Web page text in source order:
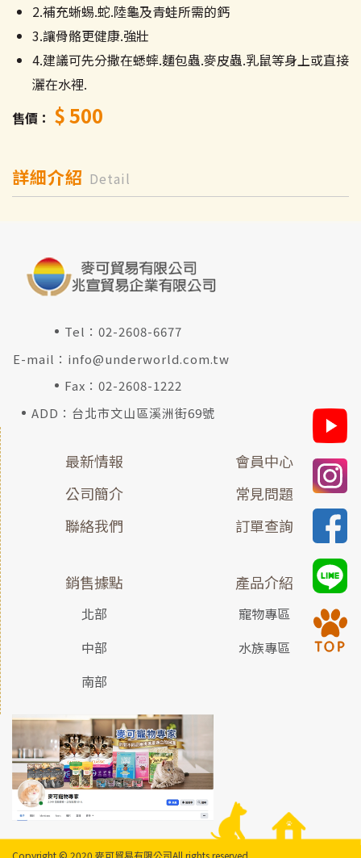
2.補充蜥蜴.蛇.陸龜及青蛙所需的鈣
3.讓骨骼更健康.強壯
4.建議可先分撒在蟋蟀.麵包蟲.麥皮蟲.乳鼠等身上或直接
灑在水裡.
售價
$ 500
詳細介紹 Detail
Tel：02-2608-6677
E-mail： info@underworld.com.tw
Fax：02-2608-1222
ADD：台北市文山區溪洲街69號
最新情報
公司簡介
聯絡我們
會員中心
常見問題
訂單查詢
銷售據點
北部
中部
南部
產品介紹
寵物專區
水族專區
Copyright © 2020 麥可貿易有限公司All rights reserved.